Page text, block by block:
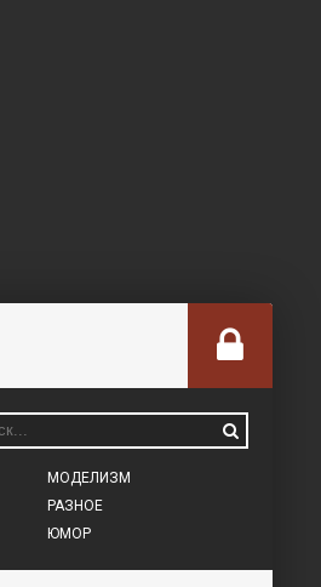
МОДЕЛИЗМ
РАЗНОЕ
ЮМОР